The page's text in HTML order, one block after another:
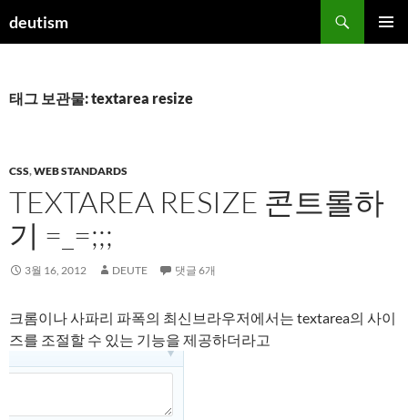
텐
건
deutism
색
태그 보관물: textarea resize
CSS,WEB STANDARDS
TEXTAREA RESIZE 콘트롤하
기 =_=;;;
3월 16, 2012 DEUTE 댓글 6개
크롬이나 사파리 파폭의 최신브라우저에서는 textarea의 사이
즈를 조절할 수 있는 기능을 제공하더라고